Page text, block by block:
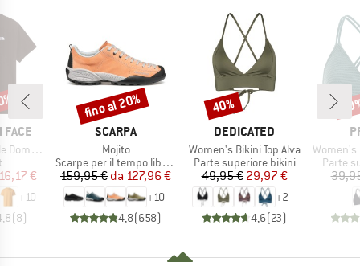
FACE
Sleeve
di prodotti
ridotto
€
+10
(8)
MARCHIO
SCARPA
Articolo
Mojito
Gruppo di prodotti
Scarpe per il tempo libero
Prezzo
159,95 € Prezzo ridotto
da 127,96 €
+10
4,8(658)
Sconto
fino al 20%
MARCHIO
DEDICATED
Articolo
Women's Bikini Top Alva
Gruppo di prodotti
Parte superiore bikini
Prezzo
49,95 €Prezzo ridotto
29,97 €
+2
4,6(23)
Sconto
40%
Articolo
Women's
Parte